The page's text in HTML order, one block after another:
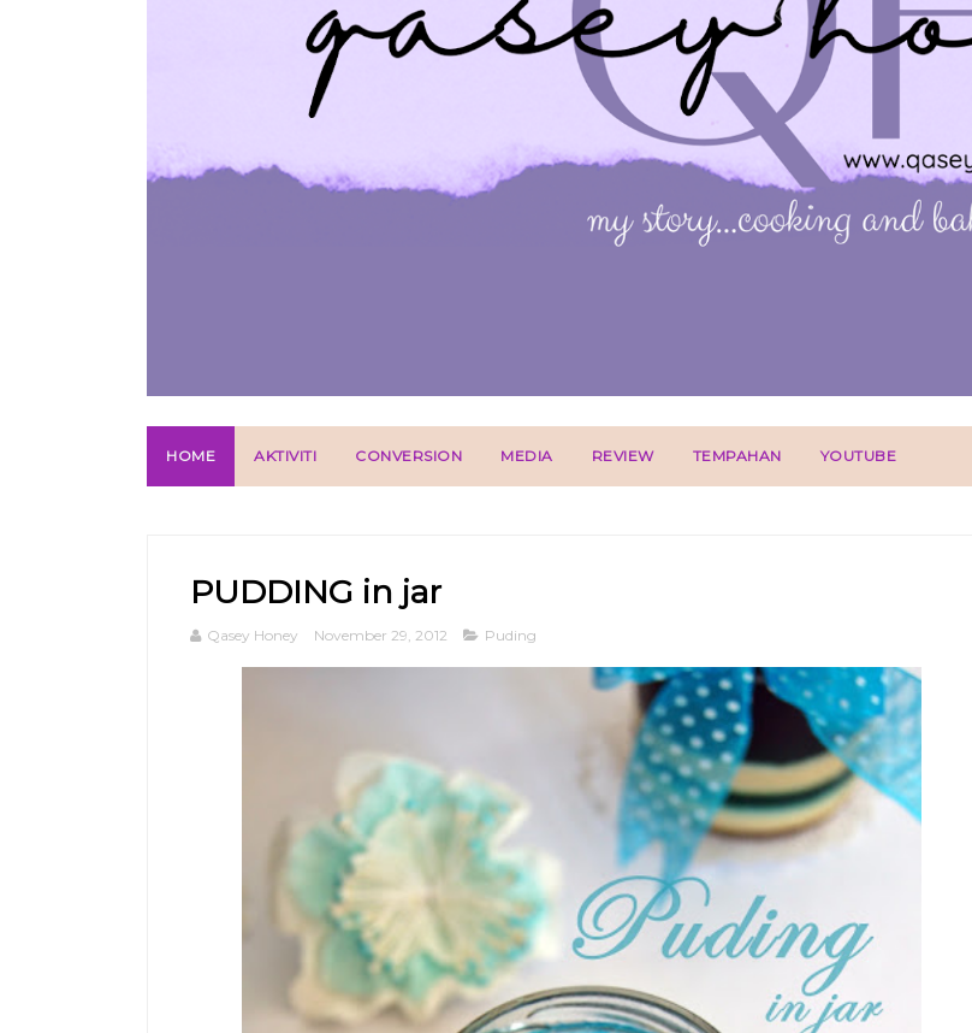
HOME AKTIVITI CONVERSION MEDIA REVIEW TEMPAHAN YOUTUBE
PUDDING in jar
Qasey Honey November 29, 2012 Puding